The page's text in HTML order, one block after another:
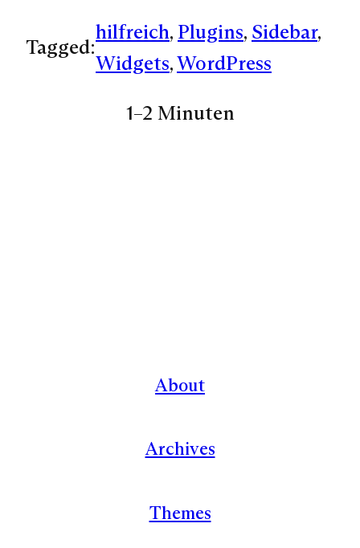
Tagged:
hilfreich, Plugins, Sidebar
Widgets, WordPress
1–2 Minuten
About
Archives
Themes